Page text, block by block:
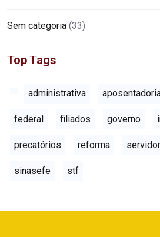
Sem categoria (33)
Top Tags
administrativa
federal filiados governo
precatórios reforma servidor
sinasefe stf